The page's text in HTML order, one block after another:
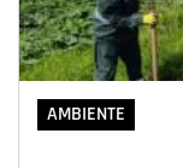
AMBIENTE